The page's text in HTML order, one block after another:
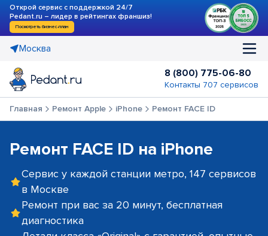
Открой сервис с поддержкой 24/7
Pedant.ru – лидер в рейтингах франшиз!
Посмотреть бизнес-план
Москва
8 (800) 775-06-80
Контакты 707 сервисов
Главная Ремонт Apple iPhone Ремонт FACE ID
Ремонт FACE ID на iPhone
Сервис у каждой станции метро, 147 сервисов
в Москве
Ремонт при вас за 20 минут, бесплатная
диагностика